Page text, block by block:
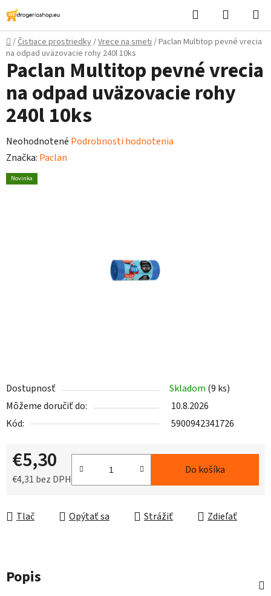
Prejsť
na
obsah
Hľadať
košík
Domov
/Čistiace prostriedky/Vrece na smeti/Paclan Multitop pevné vrecia
na odpad uväzovacie rohy 240l 10ks
Dostupnosť Skladom (9 ks)
Môžeme doručiť do:
10.8.2026
Kód:
5900942341726
€5,30
€4,31 bez DPH
Do košíka
Tlač Opýtať sa Strážiť Zdieľať
Paclan Multitop pevné vrecia
na odpad uväzovacie rohy
240l 10ks
Priemerné
hodnotenie
produktu
Neohodnotené Podrobnosti hodnotenia
Značka: Paclan
Novinka
Popis